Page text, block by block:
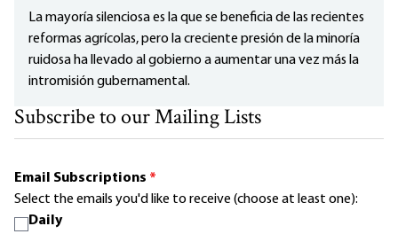
La mayoría silenciosa es la que se beneficia de las recientes
reformas agrícolas, pero la creciente presión de la minoría
ruidosa ha llevado al gobierno a aumentar una vez más la
intromisión gubernamental.
Subscribe to our Mailing Lists
Email Subscriptions *
Select the emails you'd like to receive (choose at least one):
Daily